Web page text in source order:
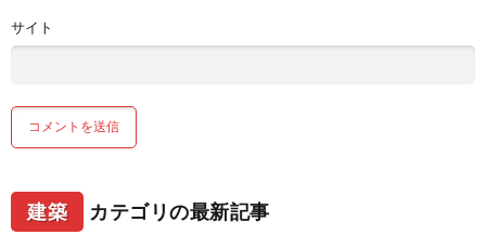
サイト
建築 カテゴリの最新記事